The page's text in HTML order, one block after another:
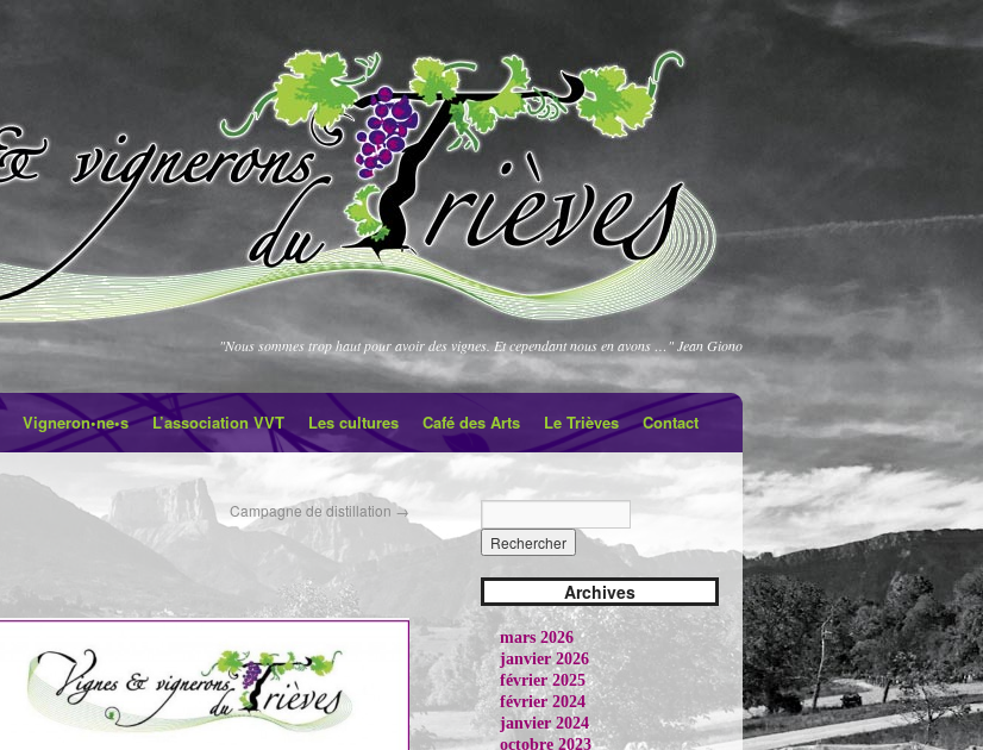
"Nous sommes trop haut pour avoir des vignes. Et cependant nous en avons …" Jean Giono
Vigneron•ne•s L’association VVT Les cultures Café des Arts Le Trièves Contact
Campagne de distillation →
Archives
mars 2026
janvier 2026
février 2025
février 2024
janvier 2024
octobre 2023